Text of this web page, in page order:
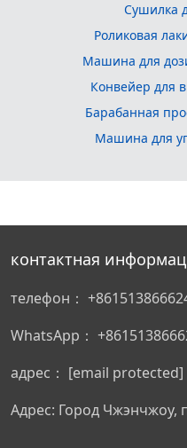
Сушилка
Роликовая
Машина для
Конвейер для
Барабанная
Машина для
контактная
телефон：
WhatsApp：
адрес： [email protected]
Адрес: Город Чжэнчжоу,